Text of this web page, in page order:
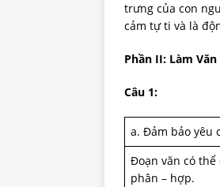
trưng của con
cảm tự ti và là
Phần II: Làm Văn
Câu 1:
a. Đảm bảo yêu
Đoạn văn có
phân – hợp.